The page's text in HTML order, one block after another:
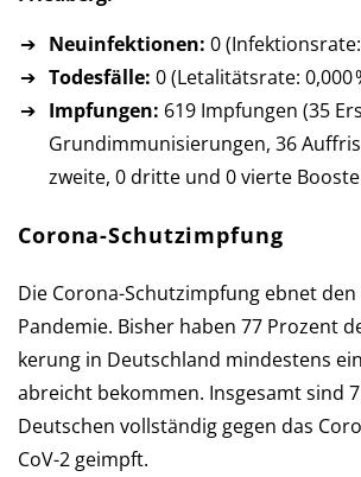
Neuinfektionen: 0 (Infektionsrate:
Todesfälle: 0 (Letalitätsrate: 0,000
Impfungen: 619 Impfungen (35
Grund­im­mu­ni­sie­run­gen, 36
zweite, 0 dritte und 0 vierte
Corona-Schutzimpfung
Die Corona-Schutzimpfung ebnet den
Pan­de­mie. Bis­her haben 77 Pro­zent
ke­rung in Deutsch­land min­des­tens
ab­reicht be­kommen. Ins­ge­samt sind
Deutschen voll­stän­dig gegen das
CoV-2 geimpft.